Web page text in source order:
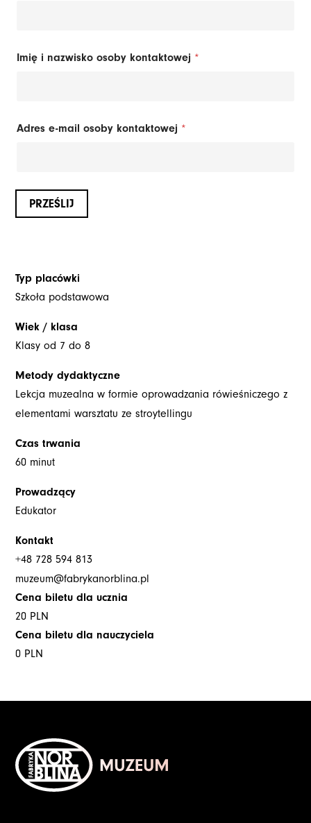
Typ placówki
Szkoła podstawowa
Wiek / klasa
Klasy od 7 do 8
Metody dydaktyczne
Lekcja muzealna w formie oprowadzania rówieśniczego z
elementami warsztatu ze stroytellingu
Czas trwania
60 minut
Prowadzący
Edukator
Kontakt
+48 728 594 813
muzeum@fabrykanorblina.pl
Cena biletu dla ucznia
20 PLN
Cena biletu dla nauczyciela
0 PLN
Imię i nazwisko osoby kontaktowej *
Adres e-mail osoby kontaktowej *
PRZEŚLIJ